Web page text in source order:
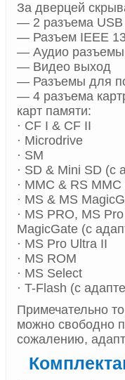
За дверцей
— 2 разъема USB
— Разъем IEEE
— Аудио
— Видео выход
— Разъемы для
— 4 разъема
карт памяти:
· CF I & CF II
· Microdrive
· SM
· SD & Mini SD (с
· MMC & RS
· MS & MS
· MS PRO, MS
MagicGate (с
· MS Pro Ultra II
· MS ROM
· MS Select
· T-Flash (с
Примечательно
можно свободно
сожалению,